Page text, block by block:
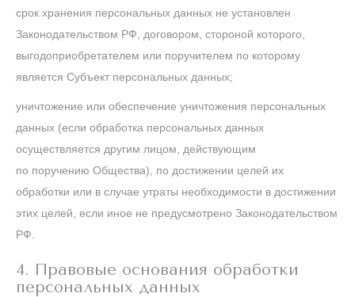
срок хранения персональных данных не установлен
Законодательством РФ, договором, стороной которого,
выгодоприобретателем или поручителем по которому
является Субъект персональных данных;
уничтожение или обеспечение уничтожения персональных
данных (если обработка персональных данных
осуществляется другим лицом, действующим
по поручению Общества), по достижении целей их
обработки или в случае утраты необходимости в достижении
этих целей, если иное не предусмотрено Законодательством
РФ.
4. Правовые основания обработки
персональных данных